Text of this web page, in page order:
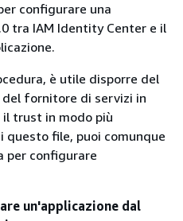
configurare una
tra IAM Identity Center e il
è utile disporre del
fornitore di servizi in
trust in modo più
questo file, puoi comunque
per configurare
un'applicazione dal